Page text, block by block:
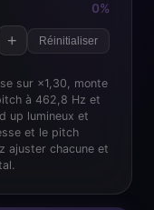
0%
+ Réinitialiser
sur ×1,30, monte
à 462,8 Hz et
up lumineux et
et le pitch
ajuster chacune et